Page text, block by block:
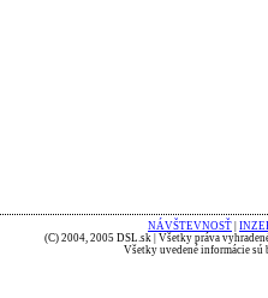
NÁVŠTEVNOSŤ
(C) 2004, 2005 DSL.sk | Všetky práva
Všetky uvedené informácie sú